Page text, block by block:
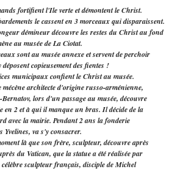
fortifient l'Ile verte et démontent le Christ.
le cassent en 3 morceaux qui disparaissent.
démineur découvre les restes du Christ au fond
au musée de La Ciotat.
sont au musée annexe et servent de perchoir
copieusement des fientes !
municipaux confient le Christ au musée.
architecte d'origine russo-arménienne,
lors d'un passage au musée, découvre
en 2 et à qui il manque un bras. Il décide de la
avec la mairie. Pendant 2 ans la fonderie
Yvelines, va s'yconsacrer.
là que son frère, sculpteur, découvre après
du Vatican, que la statue a été réalisée par
célèbre sculpteur français, disciple de Michel